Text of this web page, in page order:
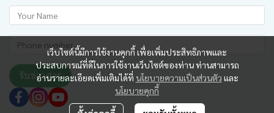
เว็บไซต์นี้มีการใช้งานคุกกี้ เพื่อเพิ่มประสิทธิภาพและ
ประสบการณ์ที่ดีในการใช้งานเว็บไซต์ของท่าน ท่านสามารถ
อ่านรายละเอียดเพิ่มเติมได้ที่ นโยบายความเป็นส่วนตัว และ
นโยบายคุกกี้
รับข่าวสาร